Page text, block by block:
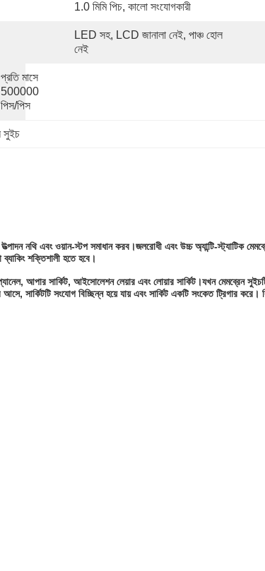
1.0 মিমি পিচ, কালো সংযোগকারী
LED সহ, LCD জানালা নেই, পাঞ্চ হোল
নেই
প্রতি মাসে
500000
পিস/পিস
সুইচ
নথি এবং ওয়ান-স্টপ সমাধান করব।জলরোধী এবং উচ্চ অ্যান্টি-স্ট্যাটিক
ব্যাকিং শক্তিশালী হতে হবে।
আপার সার্কিট, আইসোলেশন লেয়ার এবং লোয়ার সার্কিট।যখন মেমব্রেন
আসে, সার্কিটটি সংযোগ বিচ্ছিন্ন হয়ে যায় এবং সার্কিট একটি সংকেত ট্রিগার